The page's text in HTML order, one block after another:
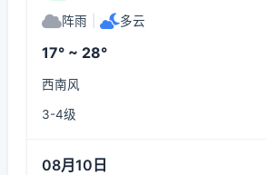
阵雨 多云
17° ~ 28°
西南风
3-4级
08月10日